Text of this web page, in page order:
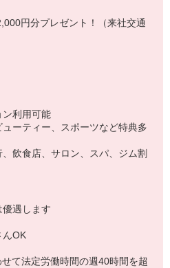
円分プレゼント！（来社交通
利用可能
ーティー、スポーツなど特典多
、飲食店、サロン、スパ、ジム割
遇します
んOK
て法定労働時間の週40時間を超